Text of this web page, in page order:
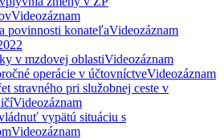
Videozáznam
povinnosti konateľaVideozáznam
v mzdovej oblastiVideozáznam
operácie v účtovníctveVideozáznam
stravného pri služobnej ceste v
Videozáznam
vypätú situáciu s
Videozáznam